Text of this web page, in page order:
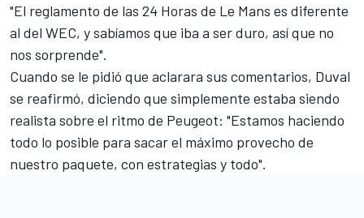
"El reglamento de las 24 Horas de Le Mans es diferente
al del WEC, y sabíamos que iba a ser duro, así que no
nos sorprende".
Cuando se le pidió que aclarara sus comentarios, Duval
se reafirmó, diciendo que simplemente estaba siendo
realista sobre el ritmo de Peugeot: "Estamos haciendo
todo lo posible para sacar el máximo provecho de
nuestro paquete, con estrategias y todo".